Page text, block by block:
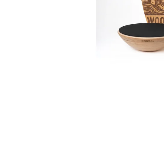
SET - BALANČNÍ DESKA
ORIGINAL KOMPLET +
FITNESS DO
OBYTNÉHO PROSTORU A
FUNGUJE KONEČNĚ JAKO